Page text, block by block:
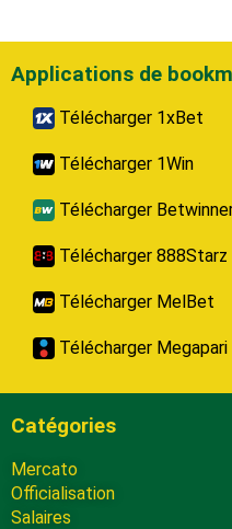
Applications de
Télécharger 1xBet
Télécharger 1Win
Télécharger
Télécharger 888Starz
Télécharger MelBet
Télécharger Megapari
Catégories
Mercato
Officialisation
Salaires